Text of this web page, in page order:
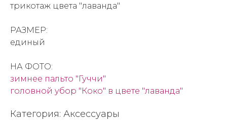
трикотаж цвета "лаванда"
РАЗМЕР:
единый
НА ФОТО:
зимнее пальто "Гуччи"
головной убор "Коко" в цвете "лаванда"
Категория: Аксессуары